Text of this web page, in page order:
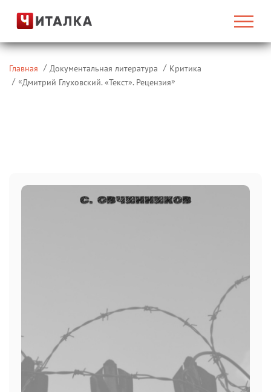
Главная Документальная литература
Критика
«Дмитрий Глуховский. «Текст». Рецензия»